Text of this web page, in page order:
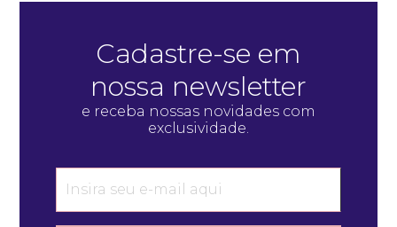
Cadastre-se em
nossa newsletter
e receba nossas novidades com
exclusividade.